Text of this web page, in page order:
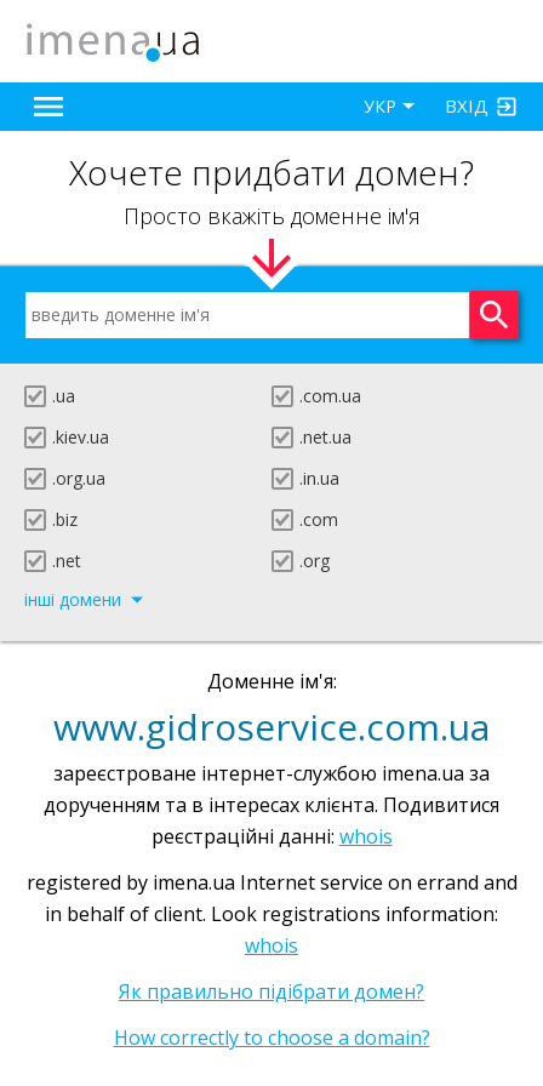
ВХІД
УКР
Хочете придбати домен?
Просто вкажіть доменне ім'я
.ua
.com.ua
.kiev.ua
.net.ua
.org.ua
.in.ua
.biz
.com
.net
.org
інші домени
Доменне ім'я:
www.gidroservice.com.ua
зареєстроване інтернет-службою imena.ua за
дорученням та в інтересах клієнта. Подивитися
реєстраційні данні: whois
registered by imena.ua Internet service on errand and
in behalf of client. Look registrations information:
whois
Як правильно підібрати домен?
How correctly to choose a domain?